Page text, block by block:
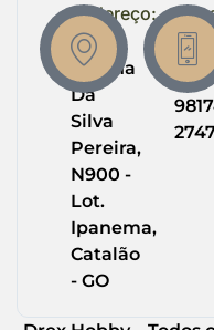
Endereço:
R.
Helena
Da
Silva
Pereira,
N900 -
Lot.
Ipanema,
Catalão
- GO
em
(64)